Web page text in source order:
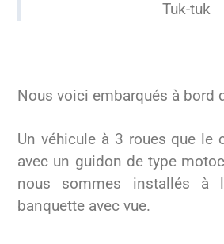
Tuk-tuk
Nous voici embarqués à bord
Un véhicule à 3 roues que le
avec un guidon de type
nous sommes installés à
banquette avec vue.